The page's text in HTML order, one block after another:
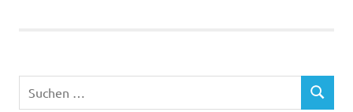
nach:
SUCHEN